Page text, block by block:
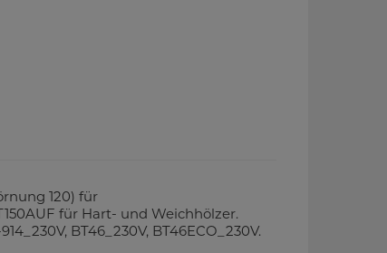
120) für
für Hart- und Weichhölzer.
BT46_230V, BT46ECO_230V.